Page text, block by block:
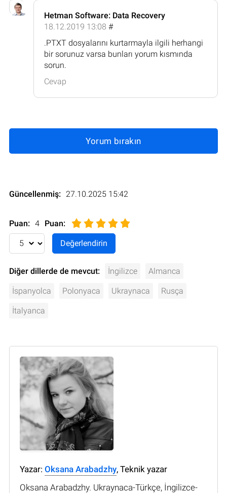
Hetman Software: Data Recovery
18.12.2019 13:08 #
.PTXT dosyalarını kurtarmayla ilgili herhangi
bir sorunuz varsa bunları yorum kısmında
sorun.
Cevap
Yorum bırakın
Güncellenmiş: 27.10.2025 15:42
Puan: 4 Puan:
Diğer dillerde de mevcut: İngilizce Almanca
İspanyolca Polonyaca Ukraynaca Rusça
İtalyanca
Yazar: Oksana Arabadzhy, Teknik yazar
Oksana Arabadzhy. Ukraynaca-Türkçe, İngilizce-